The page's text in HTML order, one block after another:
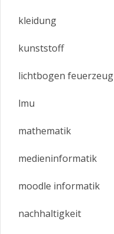
kleidung
kunststoff
lichtbogen feuerzeug
lmu
mathematik
medieninformatik
moodle informatik
nachhaltigkeit